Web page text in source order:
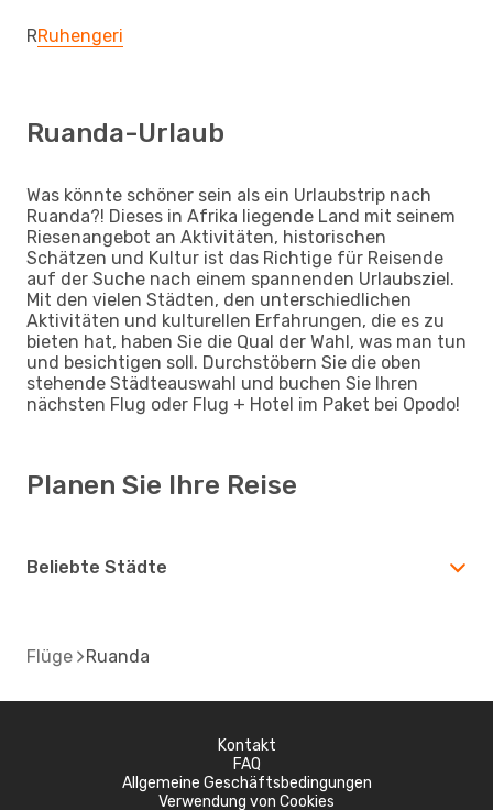
RRuhengeri
Ruanda-Urlaub
Was könnte schöner sein als ein Urlaubstrip nach
Ruanda?! Dieses in Afrika liegende Land mit seinem
Riesenangebot an Aktivitäten, historischen
Schätzen und Kultur ist das Richtige für Reisende
auf der Suche nach einem spannenden Urlaubsziel.
Mit den vielen Städten, den unterschiedlichen
Aktivitäten und kulturellen Erfahrungen, die es zu
bieten hat, haben Sie die Qual der Wahl, was man tun
und besichtigen soll. Durchstöbern Sie die oben
stehende Städteauswahl und buchen Sie Ihren
nächsten Flug oder Flug + Hotel im Paket bei Opodo!
Planen Sie Ihre Reise
Beliebte Städte
Flüge Ruanda
Kontakt
FAQ
Allgemeine Geschäftsbedingungen
Verwendung von Cookies